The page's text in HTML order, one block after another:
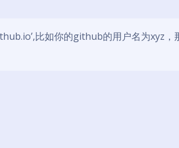
比如你的github的用户名为xyz，